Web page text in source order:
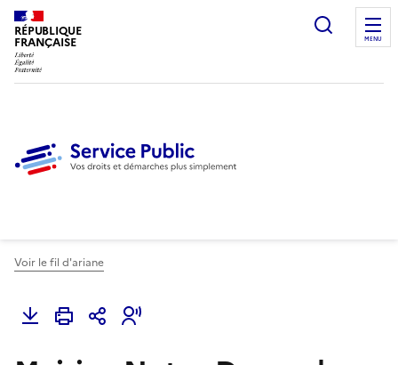
RÉPUBLIQUE
FRANÇAISE
Ouvrir
MENU
Voir le fil d'ariane